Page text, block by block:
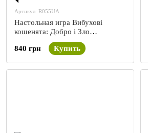
Артикул: R055UA
Настольная игра Вибухові
кошенята: Добро і Зло
(Exploding Kittens: Good Vs Evil)
840 грн
Купить